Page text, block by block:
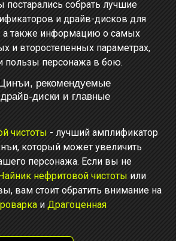
постарались собрать лучшие
и драйв-дисков для
а также информацию о самых
и второстепенных параметрах,
пользы персонажа в бою.
рекомендуемые
диски и главные
чистоты - лучший амплификатор
который может увеличить
персонажа. Если вы не
нефритовой чистоты или
вам стоит обратить внимание на
и Драгоценная